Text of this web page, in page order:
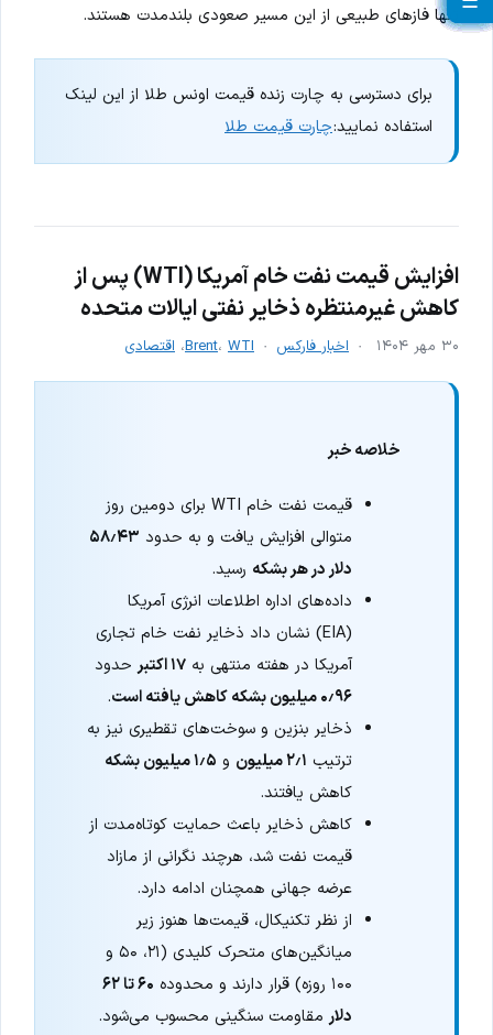
تنها فازهای طبیعی از این مسیر صعودی بلندمدت هستند.
برای دسترسی به چارت زنده قیمت اونس طلا از این لینک
استفاده نمایید:چارت قیمت طلا
افزایش قیمت نفت خام آمریکا (WTI) پس از
کاهش غیرمنتظره ذخایر نفتی ایالات متحده
۳۰ مهر ۱۴۰۴ اخبار فارکس Brent، WTI ، اقتصادی
خلاصه خبر
قیمت نفت خام WTI برای دومین روز
متوالی افزایش یافت و به حدود ۵۸٫۴۳
دلار در هر بشکه رسید.
داده‌های اداره اطلاعات انرژی آمریکا
(EIA) نشان داد ذخایر نفت خام تجاری
آمریکا در هفته منتهی به۱۷ اکتبر
حدود
۰٫۹۶ میلیون بشکه کاهش یافته است
.
ذخایر بنزین و سوخت‌های تقطیری نیز به
ترتیب ۲٫۱ میلیون و ۱٫۵ میلیون بشکه
کاهش یافتند.
کاهش ذخایر باعث حمایت کوتاه‌مدت از
قیمت نفت شد، هرچند نگرانی از مازاد
عرضه جهانی همچنان ادامه دارد.
از نظر تکنیکال، قیمت‌ها هنوز زیر
میانگین‌های متحرک کلیدی (۲۱، ۵۰ و
۱۰۰ روزه) قرار دارند و محدوده
۶۰ تا ۶۲
دلار مقاومت سنگینی محسوب می‌شود.